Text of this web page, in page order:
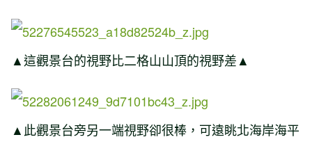
▲這觀景台的視野比二格山山頂的視野差▲
▲此觀景台旁另一端視野卻很棒，可遠眺北海岸海平